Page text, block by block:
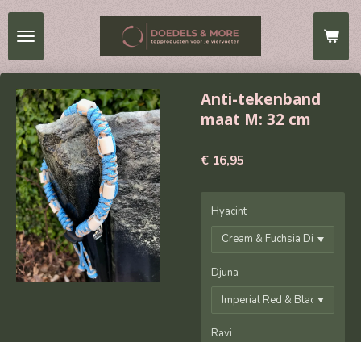
Ga
direct
hoofdinhoud
Anti-tekenband
maat M: 32 cm
€ 16,95
Hyacint
Djuna
Ravi